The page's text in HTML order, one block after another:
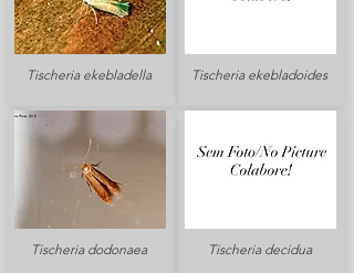
Tischeria ekebladella
Tischeria dodonaea
Tischeria ekebladoides
Tischeria decidua